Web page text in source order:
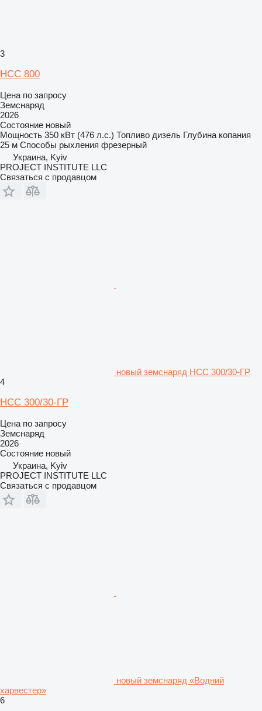
3
НСС 800
Цена по запросу
Земснаряд
2026
Состояние новый
Мощность 350 кВт (476 л.с.) Топливо дизель Глубина копания
25 м Способы рыхления фрезерный
Украина, Kyiv
PROJECT INSTITUTE LLC
Связаться с продавцом
новый земснаряд НСС 300/30-ГР
4
НСС 300/30-ГР
Цена по запросу
Земснаряд
2026
Состояние новый
Украина, Kyiv
PROJECT INSTITUTE LLC
Связаться с продавцом
новый земснаряд «Водний
харвестер»
6